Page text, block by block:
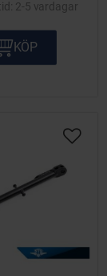
2-5 vardagar
KÖP
Lägg